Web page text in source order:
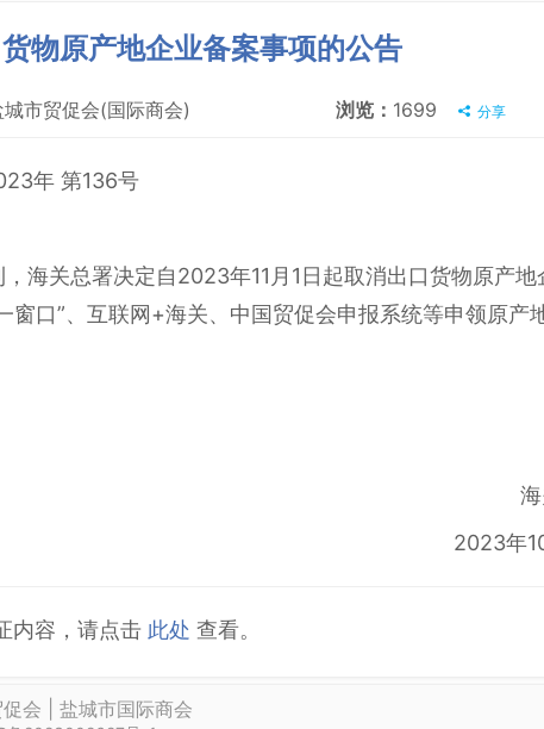
物原产地企业备案事项的公告
城市贸促会(国际商会) 浏览： 1699 分享
年 第136号
海关总署决定自2023年11月1日起取消出口货物原产地
口”、互联网+海关、中国贸促会申报系统等申领原产
2023年
内容，请点击 此处 查看。
会 | 盐城市国际商会